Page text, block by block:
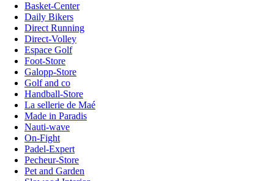
Basket-Center
Daily Bikers
Direct Running
Direct-Volley
Espace Golf
Foot-Store
Galopp-Store
Golf and co
Handball-Store
La sellerie de Maé
Made in Paradis
Nauti-wave
On-Fight
Padel-Expert
Pecheur-Store
Pet and Garden